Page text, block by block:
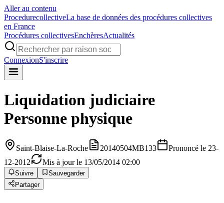
Aller au contenu
ProcedurecollectiveLa base de données des procédures collectives
en France
Procédures collectivesEnchèresActualités
ConnexionS'inscrire
Liquidation judiciaire
Personne physique
Saint-Blaise-La-Roche 20140504MB133
Prononcé le 23-
12-2012
Mis à jour le 13/05/2014 02:00
Suivre
Sauvegarder
Partager